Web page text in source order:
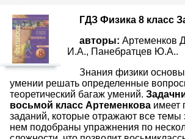
ГДЗ Физика 8 класс
авторы: Артеменков
И.А., Панебратцев Ю.А..
Знания физики
умении решать определенные
теоретический багаж умений.
восьмой класс Артеменкова имеет
заданий, которые отражают все темы
нем подобраны упражнения по